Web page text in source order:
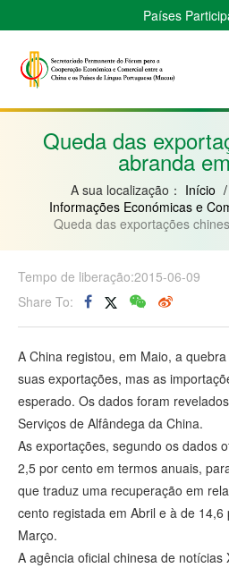
Países
Verde
Queda das
abranda
A sua localização： Início /
Informações Económicas e
Queda das exportações
Tempo de liberação:2015-06-09
Share To:
A China registou, em Maio, a
suas exportações, mas as
esperado. Os dados foram
Serviços de Alfândega da China.
As exportações, segundo os dados
2,5 por cento em termos anuais,
que traduz uma recuperação em
cento registada em Abril e à de
Março.
A agência oficial chinesa de notícias